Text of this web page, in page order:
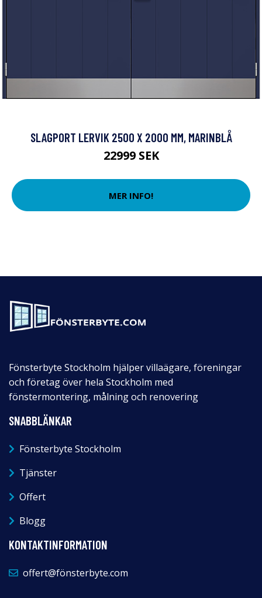
SLAGPORT LERVIK 2500 X 2000 MM, MARINBLÅ
22999 SEK
MER INFO!
Fönsterbyte Stockholm hjälper villaägare, föreningar
och företag över hela Stockholm med
fönstermontering, målning och renovering
SNABBLÄNKAR
Fönsterbyte Stockholm
Tjänster
Offert
Blogg
KONTAKTINFORMATION
offert@fönsterbyte.com